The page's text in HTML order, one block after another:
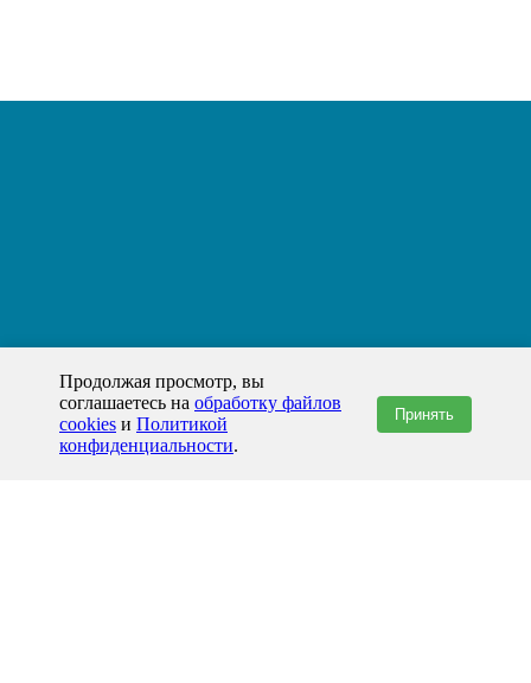
Продолжая просмотр, вы
соглашаетесь на обработку файлов
cookies и Политикой
конфиденциальности.
Принять